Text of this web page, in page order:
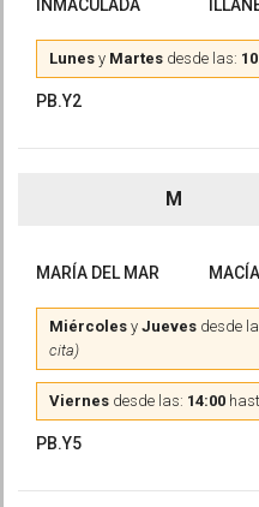
INMACULADA
Lunes y Martes desde las:
PB.Y2
M
MARÍA DEL MAR
Miércoles y Jueves desde
cita)
Viernes desde las: 14:00
PB.Y5